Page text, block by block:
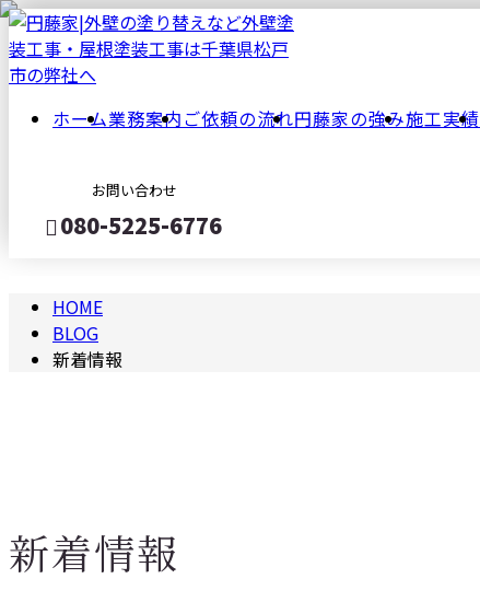
ホーム業務案内ご依頼の流れ円藤家の強み施工実績
お問い合わせ
080-5225-6776
メールフォーム
新
情
報
NEW
HOME
BLOG
新着情報
新着情報